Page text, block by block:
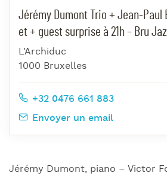
Jérémy Dumont, piano – Victor
Jérémy Dumont Trio + Jean-Paul
et + guest surprise à 21h – Bru
L'Archiduc
1000 Bruxelles
+32 0476 661 883
Envoyer un email